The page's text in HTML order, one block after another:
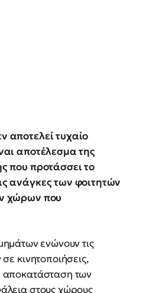
αποτελεί τυχαίο
αποτέλεσμα της
που προτάσσει το
ανάγκες των φοιτητών
χώρων που
ενώνουν τις
κινητοποιήσεις,
αποκατάσταση των
στους χώρους